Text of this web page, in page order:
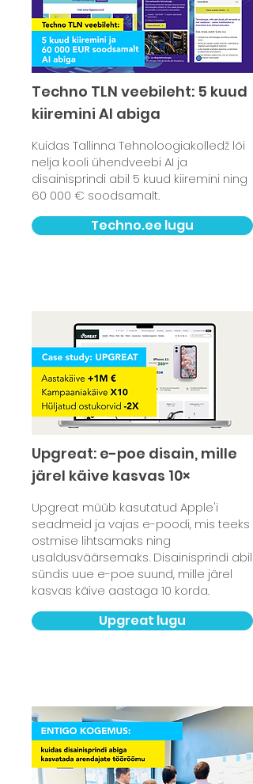
Techno TLN veebileht: 5 kuud
kiiremini AI abiga
Kuidas Tallinna Tehnoloogiakolledž lõi
nelja kooli ühendveebi AI ja
disainisprindi abil 5 kuud kiiremini ning
60 000 € soodsamalt.
Techno.ee lugu
Upgreat: e-poe disain, mille
järel käive kasvas 10×
Upgreat müüb kasutatud Apple'i
seadmeid ja vajas e-poodi, mis teeks
ostmise lihtsamaks ning
usaldusväärsemaks. Disainisprindi abil
sündis uue e-poe suund, mille järel
kasvas käive aastaga 10 korda.
Upgreat lugu